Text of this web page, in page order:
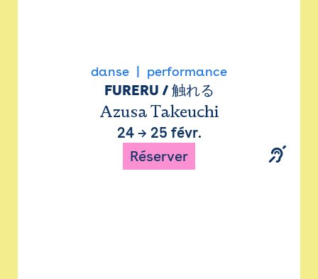
danse performance
FURERU / 触れる
Azusa Takeuchi
24→ 25 févr.
Réserver